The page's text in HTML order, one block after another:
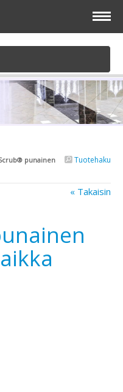
Tuotehaku
punainen
« Takaisin